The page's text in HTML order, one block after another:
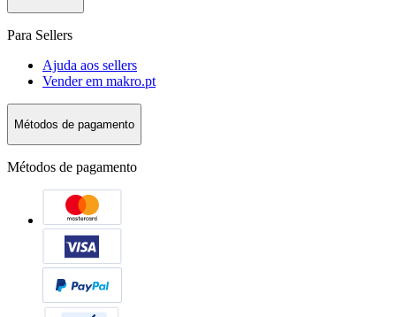
Para Sellers
Ajuda aos sellers
Vender em makro.pt
Métodos de pagamento
Métodos de pagamento